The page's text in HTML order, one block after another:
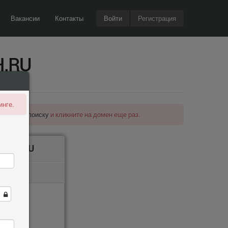
Вакансии Контакты Войти Регистрация
к поискуи кликните на домен еще раз.